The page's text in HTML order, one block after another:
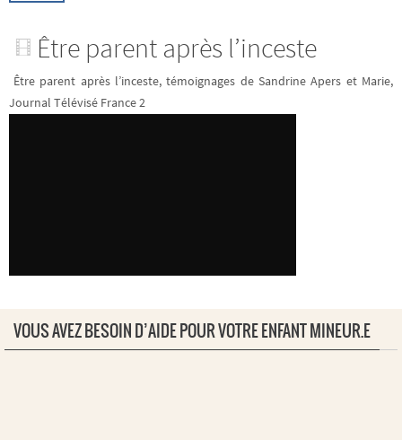
Être parent après l’inceste
Être parent après l’inceste, témoignages de Sandrine Apers et Marie,
Journal Télévisé France 2
VOUS AVEZ BESOIN D’AIDE POUR VOTRE ENFANT MINEUR.E